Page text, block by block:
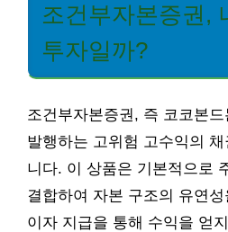
조건부자본증권,
투자일까?
조건부자본증권, 즉 코코본
발행하는 고위험 고수익의
니다. 이 상품은 기본적으로
결합하여 자본 구조의 유연
이자 지급을 통해 수익을 얻